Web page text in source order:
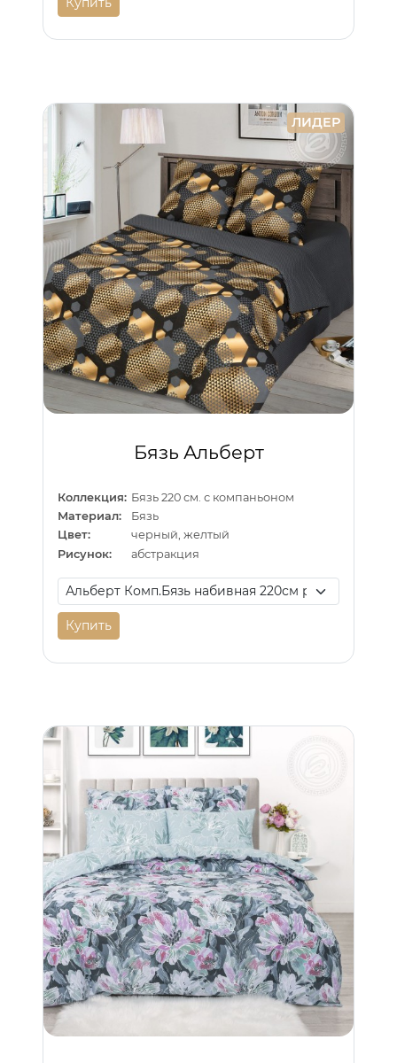
ЛИДЕР
Бязь Альберт
Коллекция: Бязь 220 см. с компаньоном
Материал:
Бязь
Цвет:
черный, желтый
Рисунок:
абстракция
Купить